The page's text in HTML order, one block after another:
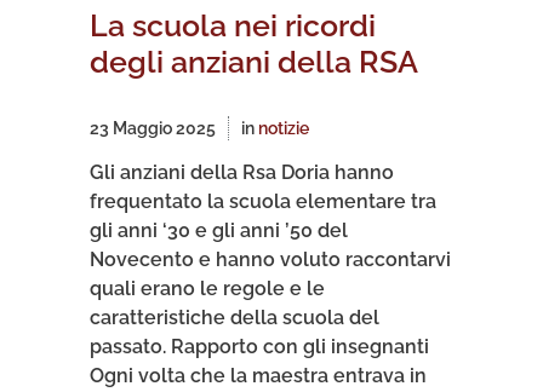
La scuola nei ricordi
degli anziani della RSA
23 Maggio 2025 in notizie
Gli anziani della Rsa Doria hanno
frequentato la scuola elementare tra
gli anni ‘30 e gli anni ’50 del
Novecento e hanno voluto raccontarvi
quali erano le regole e le
caratteristiche della scuola del
passato. Rapporto con gli insegnanti
Ogni volta che la maestra entrava in